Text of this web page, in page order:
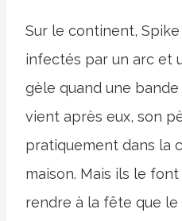
Sur le continent,
infectés par un arc et
gèle quand une
vient après eux, son
pratiquement dans la
maison. Mais ils le
rendre à la fête que le